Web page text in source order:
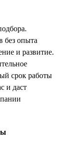
без опыта
и развитие.
срок работы
и даст